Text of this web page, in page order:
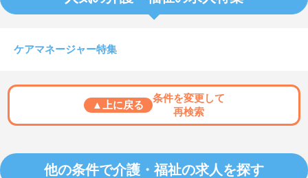
ケアマネージャー特集
▲上に戻る
条件を変更して
再検索
他の条件で介護・福祉の求人を探す